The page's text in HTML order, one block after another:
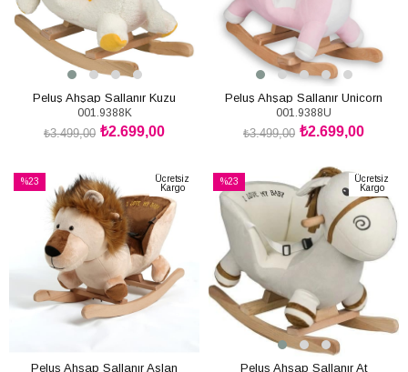
Peluş Ahşap Sallanır Kuzu
001.9388K
₺2.699,00
₺3.499,00
Peluş Ahşap Sallanır Unicorn
001.9388U
₺2.699,00
₺3.499,00
%23
%23İndirim
Ücretsiz
Kargo
Peluş Ahşap Sallanır Aslan
%23
İndirim
%23İndirim
Ücretsiz
Kargo
Peluş Ahşap Sallanır At